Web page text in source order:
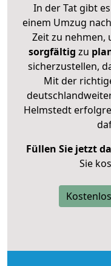
In der Tat gibt
einem Umzug
Zeit zu nehmen,
sorgfältig zu
sicherzustellen,
Mit der
Helmstedt
Füllen Sie jetzt
Sie